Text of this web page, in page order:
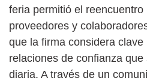
feria permitió el
proveedores y
que la firma considera
relaciones de confianza
diaria. A través de un